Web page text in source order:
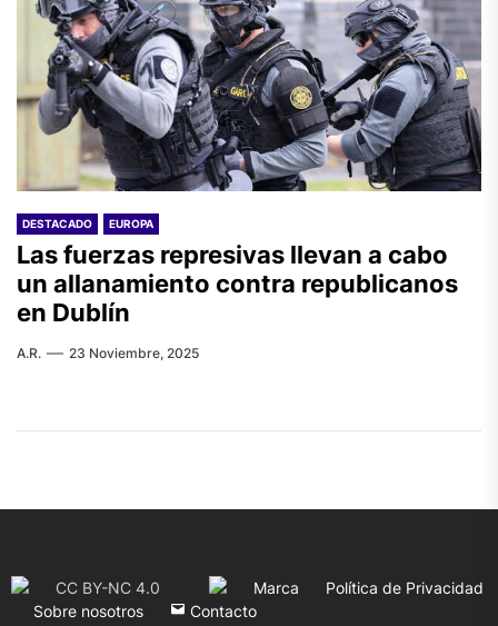
DESTACADO EUROPA
Las fuerzas represivas llevan a cabo
un allanamiento contra republicanos
en Dublín
A.R. 23 Noviembre, 2025
CC BY-NC 4.0 Marca
Política de Privacidad
Sobre nosotros
Contacto